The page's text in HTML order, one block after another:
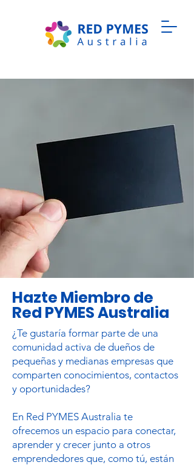
Hazte Miembro de
Red PYMES Australia
¿Te gustaría formar parte de una
comunidad activa de dueños de
pequeñas y medianas empresas que
comparten conocimientos, contactos
y oportunidades?
En Red PYMES Australia te
ofrecemos un espacio para conectar,
aprender y crecer junto a otros
emprendedores que, como tú, están